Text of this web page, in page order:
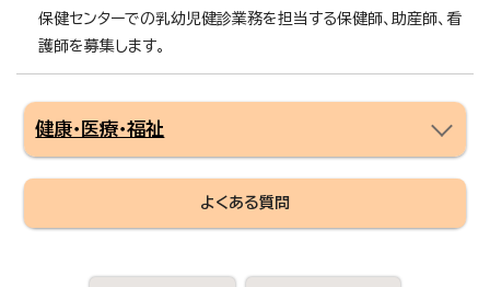
保健センターでの乳幼児健診業務を担当する保健師、助産師、看
護師を募集します。
健康・医療・福祉
よくある質問